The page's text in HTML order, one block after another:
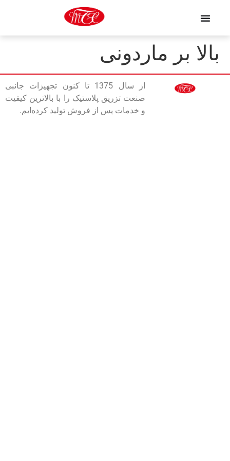
بالا بر ماردونی
از سال 1375 تا کنون تجهیزات جانبی
صنعت تزریق پلاستیک را با بالاترین کیفیت
و خدمات پس از فروش تولید کرده‌ایم.